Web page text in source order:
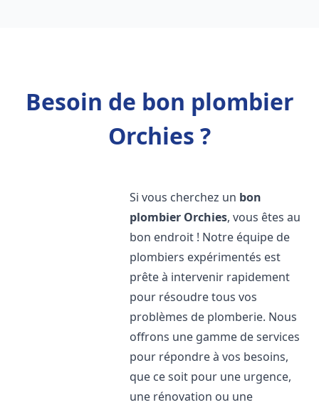
Besoin de bon plombier
Orchies ?
Si vous cherchez un bon
plombier Orchies, vous êtes au
bon endroit ! Notre équipe de
plombiers expérimentés est
prête à intervenir rapidement
pour résoudre tous vos
problèmes de plomberie. Nous
offrons une gamme de services
pour répondre à vos besoins,
que ce soit pour une urgence,
une rénovation ou une